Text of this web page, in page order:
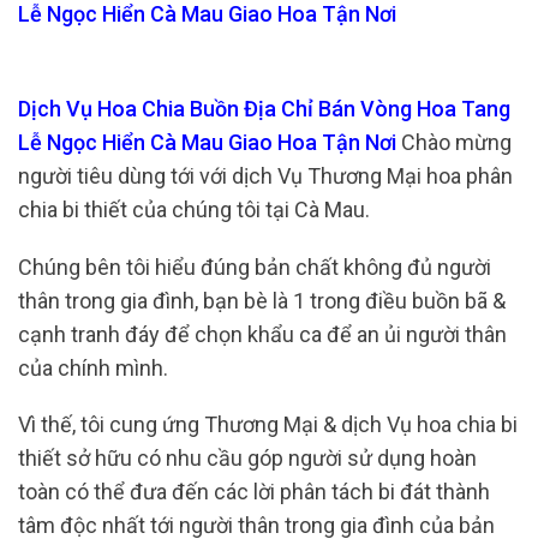
Lễ Ngọc Hiển Cà Mau Giao Hoa Tận Nơi
Dịch Vụ Hoa Chia Buồn Địa Chỉ Bán Vòng Hoa Tang
Lễ Ngọc Hiển Cà Mau Giao Hoa Tận Nơi Chào mừng
người tiêu dùng tới với dịch Vụ Thương Mại hoa phân
chia bi thiết của chúng tôi tại Cà Mau.
Chúng bên tôi hiểu đúng bản chất không đủ người
thân trong gia đình, bạn bè là 1 trong điều buồn bã &
cạnh tranh đáy để chọn khẩu ca để an ủi người thân
của chính mình.
Vì thế, tôi cung ứng Thương Mại & dịch Vụ hoa chia bi
thiết sở hữu có nhu cầu góp người sử dụng hoàn
toàn có thể đưa đến các lời phân tách bi đát thành
tâm độc nhất tới người thân trong gia đình của bản